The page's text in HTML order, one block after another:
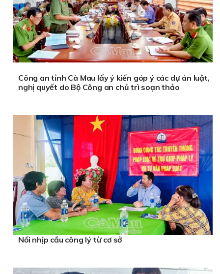
Công an tỉnh Cà Mau lấy ý kiến góp ý các dự án luật,
nghị quyết do Bộ Công an chủ trì soạn thảo
Nối nhịp cầu công lý từ cơ sở